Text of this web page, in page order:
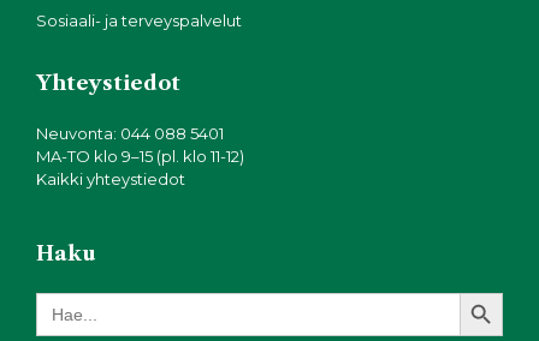
Sosiaali- ja terveyspalvelut
Yhteystiedot
Neuvonta: 044 088 5401
MA-TO klo 9–15 (pl. klo 11-12)
Kaikki yhteystiedot
Haku
Search
for:
Search Button